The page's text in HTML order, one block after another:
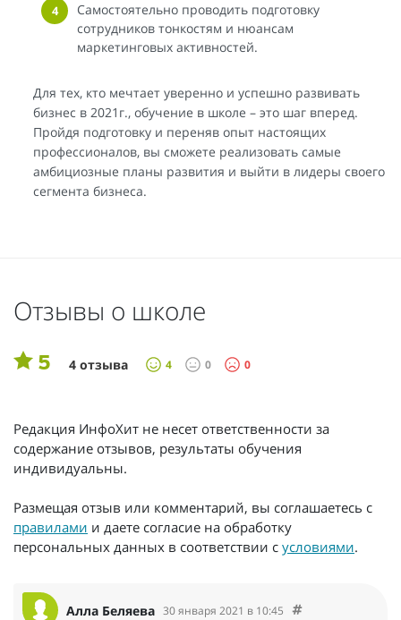
Самостоятельно проводить подготовку
сотрудников тонкостям и нюансам
маркетинговых активностей.
Для тех, кто мечтает уверенно и успешно развивать
бизнес в 2021г., обучение в школе – это шаг вперед.
Пройдя подготовку и переняв опыт настоящих
профессионалов, вы сможете реализовать самые
амбициозные планы развития и выйти в лидеры своего
сегмента бизнеса.
Отзывы о школе
5 4 отзыва 4 0 0
Редакция ИнфоХит не несет ответственности за
содержание отзывов, результаты обучения
индивидуальны.
Размещая отзыв или комментарий, вы соглашаетесь с
правилами и даете согласие на обработку
персональных данных в соответствии с условиями.
Алла Беляева 30 января 2021 в 10:45